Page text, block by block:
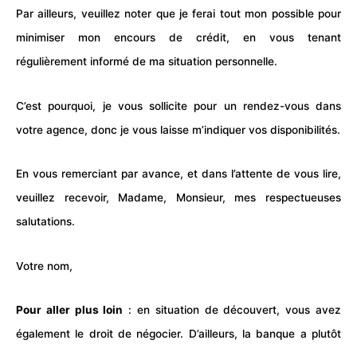
Par ailleurs, veuillez noter que je ferai tout mon possible pour
minimiser mon encours de crédit, en vous tenant
régulièrement informé de ma situation personnelle.
C’est pourquoi, je vous sollicite pour un rendez-vous dans
votre agence, donc je vous laisse m’indiquer vos disponibilités.
En vous remerciant par avance, et dans l’attente de vous lire,
veuillez recevoir, Madame, Monsieur, mes respectueuses
salutations.
Votre nom,
Pour aller plus loin : en situation de découvert, vous avez
également le droit de négocier. D’ailleurs, la banque a plutôt